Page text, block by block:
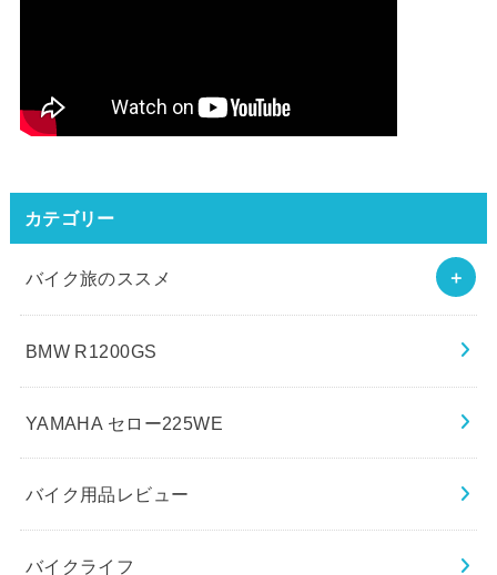
カテゴリー
バイク旅のススメ
BMW R1200GS
YAMAHA セロー225WE
バイク用品レビュー
バイクライフ